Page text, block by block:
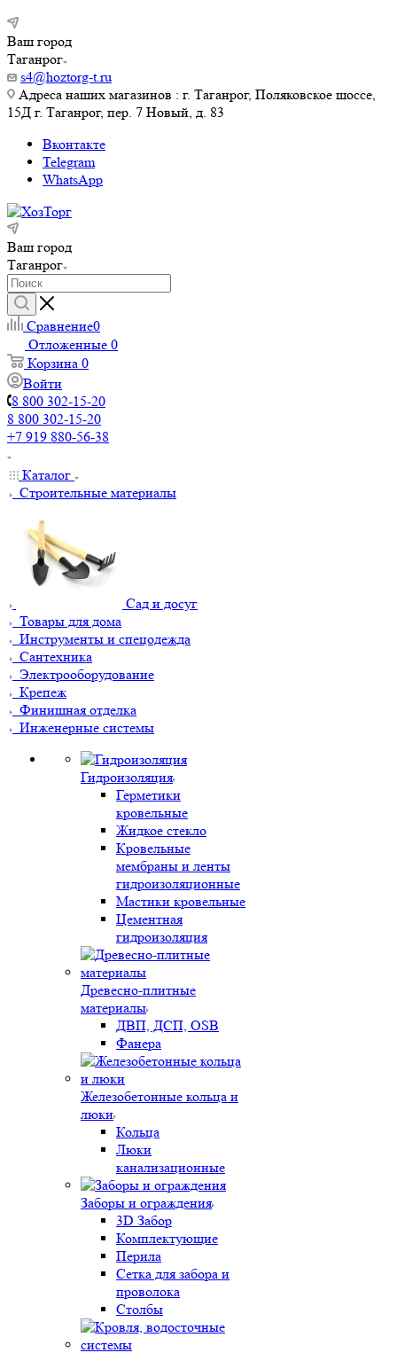
Ваш город
Таганрог
s4@hoztorg-t.ru
Адреса наших магазинов : г. Таганрог, Поляковское шоссе,
15Д г. Таганрог, пер. 7 Новый, д. 83
Вконтакте
Telegram
WhatsApp
Ваш город
Таганрог
Сравнение0
Отложенные 0
Корзина 0
Войти
8 800 302-15-20
8 800 302-15-20
+7 919 880-56-38
Каталог
Строительные материалы
Сад и досуг
Товары для дома
Инструменты и спецодежда
Сантехника
Электрооборудование
Крепеж
Финишная отделка
Инженерные системы
Гидроизоляция
Герметики
кровельные
Жидкое стекло
Кровельные
мембраны и ленты
гидроизоляционные
Мастики кровельные
Цементная
гидроизоляция
Древесно-плитные
материалы
ДВП, ДСП, OSB
Фанера
Железобетонные кольца и
люки
Кольца
Люки
канализационные
Заборы и ограждения
3D Забор
Комплектующие
Перила
Сетка для забора и
проволока
Столбы